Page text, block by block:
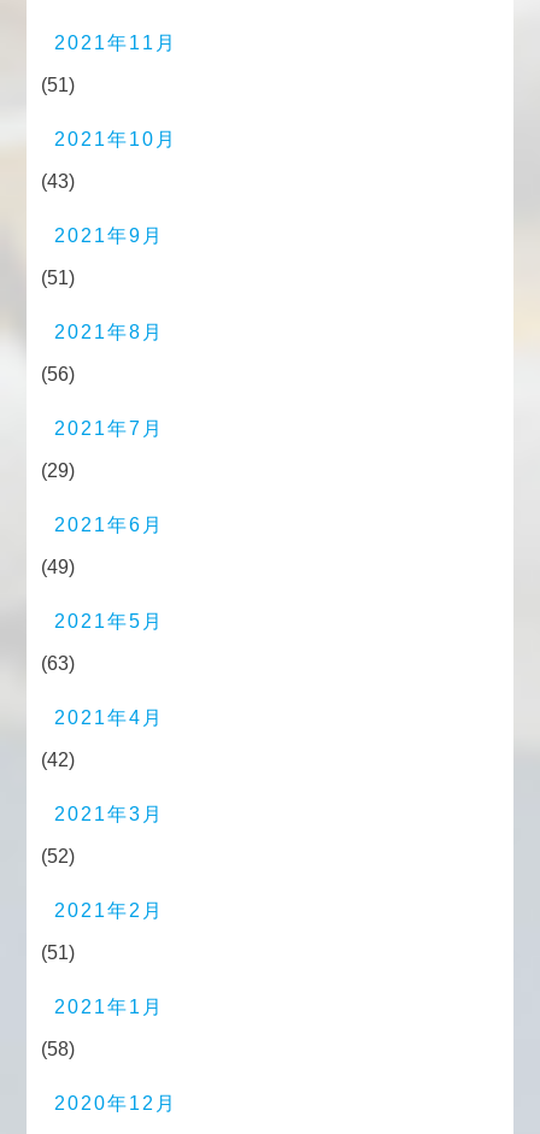
2021年11月
(51)
2021年10月
(43)
2021年9月
(51)
2021年8月
(56)
2021年7月
(29)
2021年6月
(49)
2021年5月
(63)
2021年4月
(42)
2021年3月
(52)
2021年2月
(51)
2021年1月
(58)
2020年12月